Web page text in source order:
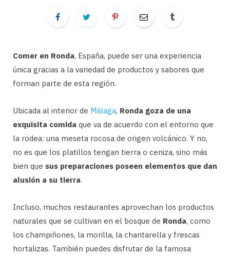
Comer en Ronda, España, puede ser una experiencia
única gracias a la variedad de productos y sabores que
forman parte de esta región.
Ubicada al interior de Málaga, Ronda goza de una
exquisita comida que va de acuerdo con el entorno que
la rodea: una meseta rocosa de origen volcánico. Y no,
no es que los platillos tengan tierra o ceniza, sino más
bien que sus preparaciones poseen elementos que dan
alusión a su tierra.
Incluso, muchos restaurantes aprovechan los productos
naturales que se cultivan en el bosque de Ronda, como
los champiñones, la morilla, la chantarella y frescas
hortalizas. También puedes disfrutar de la famosa